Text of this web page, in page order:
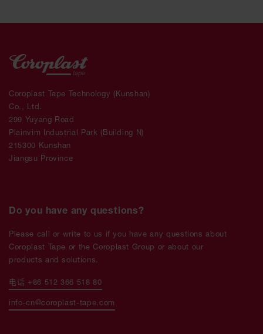
Coroplast Tape Technology (Kunshan)
Co., Ltd.
299 Yuyang Road
Plainvim Industrial Park (Building N)
215300 Kunshan
Jiangsu Province
Do you have any questions?
Please call or write to us if you have any questions about
Coroplast Tape or the Coroplast Group or about our
products and solutions.
电话 +86 512 366 518 80
info-cn@coroplast-tape.com